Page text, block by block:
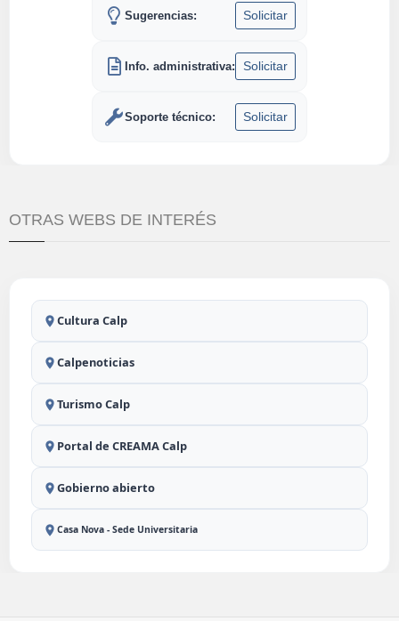
Sugerencias: Solicitar
Info. administrativa: Solicitar
Soporte técnico: Solicitar
OTRAS WEBS DE INTERÉS
Cultura Calp
Calpenoticias
Turismo Calp
Portal de CREAMA Calp
Gobierno abierto
Casa Nova - Sede Universitaria